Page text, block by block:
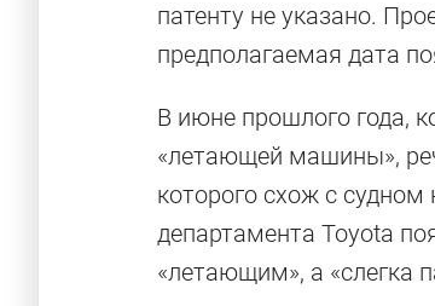
патенту не указано.
предполагаемая дата
В июне прошлого года,
«летающей машины»,
которого схож с
департамента Toyota
«летающим», а «слегка